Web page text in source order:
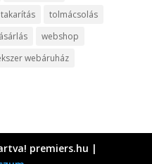
takarítás
tolmácsolás
webshop
webáruház
premiers.hu |